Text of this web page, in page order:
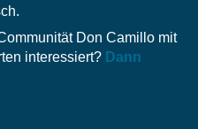
Don Camillo mit
interessiert? Dann